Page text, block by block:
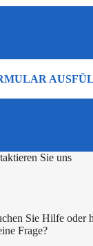
Sie uns
Sie Hilfe oder
Frage?